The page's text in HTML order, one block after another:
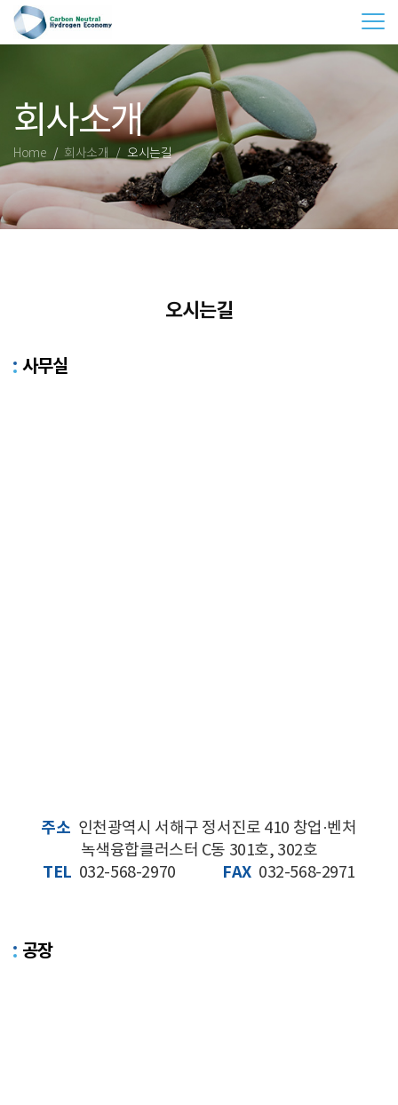
회사소개
Home 회사소개 오시는길
오시는길
사무실
주소 인천광역시 서해구 정서진로 410 창업·벤처
녹색융합클러스터 C동 301호, 302호
TEL 032-568-2970 FAX 032-568-2971
공장